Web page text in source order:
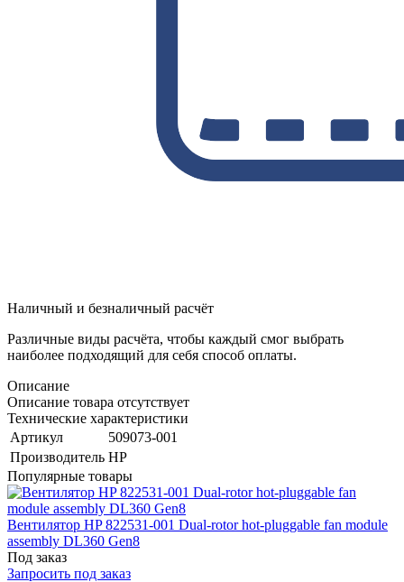
Наличный и безналичный расчёт
Различные виды расчёта, чтобы каждый смог выбрать
наиболее подходящий для себя способ оплаты.
Описание
Описание товара отсутствует
Технические характеристики
Артикул
509073-001
Производитель HP
Популярные товары
Вентилятор HP 822531-001 Dual-rotor hot-pluggable fan module
assembly DL360 Gen8
Под заказ
Запросить под заказ